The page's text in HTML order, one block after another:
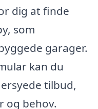
dig at finde
som
garager.
kan du
tilbud,
og behov.